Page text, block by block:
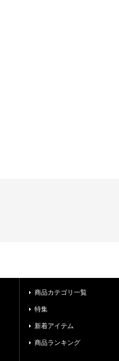
商品カテゴリ一覧
特集
新着アイテム
商品ランキング